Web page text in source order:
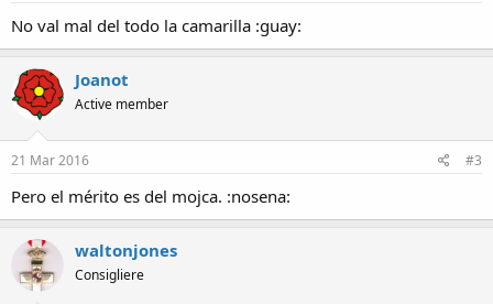
No val mal del todo la camarilla :guay:
Joanot
Active member
21 Mar 2016 #3
Pero el mérito es del mojca. :nosena:
waltonjones
Consigliere